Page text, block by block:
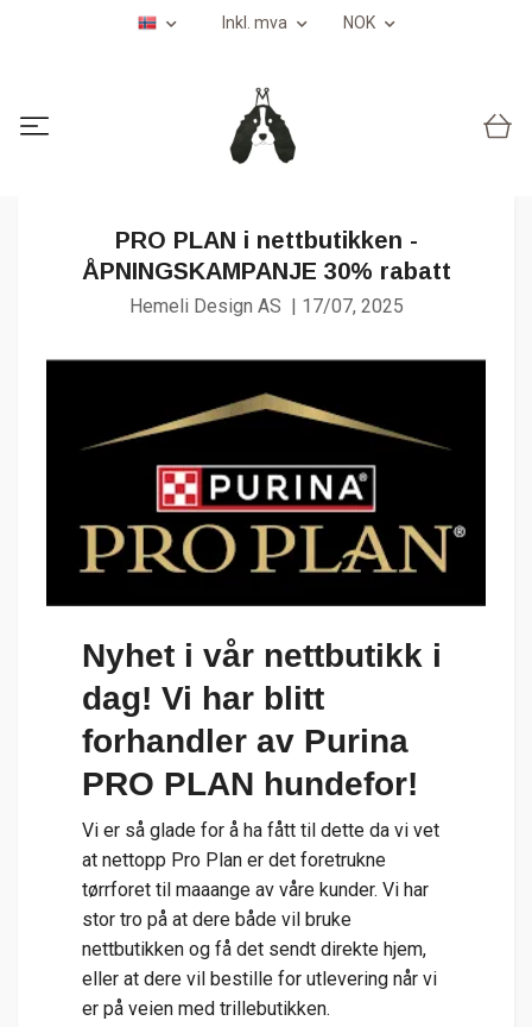
Inkl. mva NOK
PRO PLAN i nettbutikken -
ÅPNINGSKAMPANJE 30% rabatt
Hemeli Design AS 17/07, 2025
Nyhet i vår nettbutikk i
dag! Vi har blitt
forhandler av Purina
PRO PLAN hundefor!
Vi er så glade for å ha fått til dette da vi vet
at nettopp Pro Plan er det foretrukne
tørrforet til maaange av våre kunder. Vi har
stor tro på at dere både vil bruke
nettbutikken og få det sendt direkte hjem,
eller at dere vil bestille for utlevering når vi
er på veien med trillebutikken.